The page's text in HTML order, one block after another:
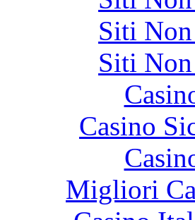
Siti
Siti
Casino
Migliori